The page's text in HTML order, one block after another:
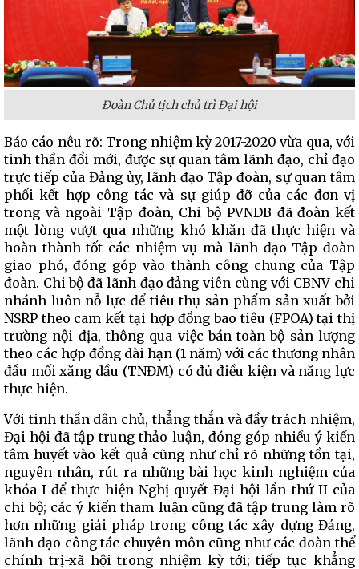
Đoàn Chủ tịch chủ trì Đại hội
Báo cáo nêu rõ: Trong nhiệm kỳ 2017-2020 vừa qua, với
tinh thần đổi mới, được sự quan tâm lãnh đạo, chỉ đạo
trực tiếp của Đảng ủy, lãnh đạo Tập đoàn, sự quan tâm
phối kết hợp công tác và sự giúp đỡ của các đơn vị
trong và ngoài Tập đoàn, Chi bộ PVNDB đã đoàn kết
một lòng vượt qua những khó khăn đã thực hiện và
hoàn thành tốt các nhiệm vụ mà lãnh đạo Tập đoàn
giao phó, đóng góp vào thành công chung của Tập
đoàn. Chi bộ đã lãnh đạo đảng viên cùng với CBNV chi
nhánh luôn nỗ lực để tiêu thụ sản phẩm sản xuất bởi
NSRP theo cam kết tại hợp đồng bao tiêu (FPOA) tại thị
trường nội địa, thông qua việc bán toàn bộ sản lượng
theo các hợp đồng dài hạn (1 năm) với các thương nhân
đầu mối xăng dầu (TNĐM) có đủ điều kiện và năng lực
thực hiện.
Với tinh thần dân chủ, thẳng thắn và đầy trách nhiệm,
Đại hội đã tập trung thảo luận, đóng góp nhiều ý kiến
tâm huyết vào kết quả cũng như chỉ rõ những tồn tại,
nguyên nhân, rút ra những bài học kinh nghiệm của
khóa I để thực hiện Nghị quyết Đại hội lần thứ II của
chi bộ; các ý kiến tham luận cũng đã tập trung làm rõ
hơn những giải pháp trong công tác xây dựng Đảng,
lãnh đạo công tác chuyên môn cũng như các đoàn thể
chính trị-xã hội trong nhiệm kỳ tới; tiếp tục khẳng